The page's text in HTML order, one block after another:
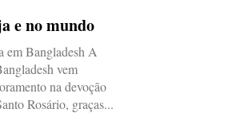
e no mundo
em Bangladesh A
vem
na devoção
Rosário, graças...